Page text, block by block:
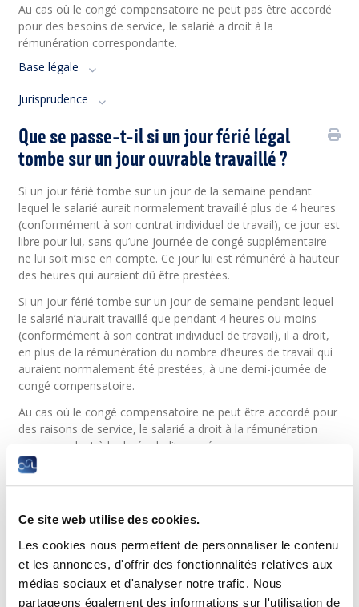
Ce site web utilise des cookies.
Les cookies nous permettent de personnaliser le contenu
et les annonces, d'offrir des fonctionnalités relatives aux
médias sociaux et d'analyser notre trafic. Nous
partageons également des informations sur l'utilisation de
Au cas où le congé compensatoire ne peut pas être accordé
pour des besoins de service, le salarié a droit à la
rémunération correspondante.
Base légale
Jurisprudence
Que se passe-t-il si un jour férié légal
tombe sur un jour ouvrable travaillé ?
Si un jour férié tombe sur un jour de la semaine pendant
lequel le salarié aurait normalement travaillé plus de 4 heures
(conformément à son contrat individuel de travail), ce jour est
libre pour lui, sans qu’une journée de congé supplémentaire
ne lui soit mise en compte. Ce jour lui est rémunéré à hauteur
des heures qui auraient dû être prestées.
Si un jour férié tombe sur un jour de semaine pendant lequel
le salarié n’aurait travaillé que pendant 4 heures ou moins
(conformément à son contrat individuel de travail), il a droit,
en plus de la rémunération du nombre d’heures de travail qui
auraient normalement été prestées, à une demi-journée de
congé compensatoire.
Au cas où le congé compensatoire ne peut être accordé pour
des raisons de service, le salarié a droit à la rémunération
correspondant à la durée dudit congé.
Base légale
où le salarié est en arrêt de maladie,
peut-il être récupéré ?
Deux cas doivent être distingués :